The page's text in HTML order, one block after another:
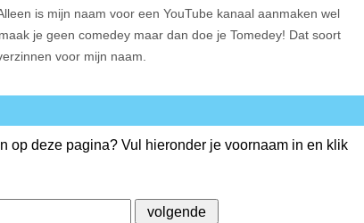
is mijn naam voor een YouTube kanaal aanmaken wel
je geen comedey maar dan doe je Tomedey! Dat soort
voor mijn naam.
op deze pagina? Vul hieronder je voornaam in en klik